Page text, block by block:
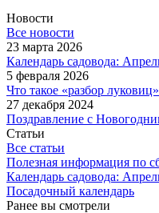
Новости
Все новости
23 марта 2026
Календарь садовода:
5 февраля 2026
Что такое «разбор
27 декабря 2024
Поздравление с
Статьи
Все статьи
Полезная информация по
Календарь садовода:
Посадочный календарь
Ранее вы смотрели